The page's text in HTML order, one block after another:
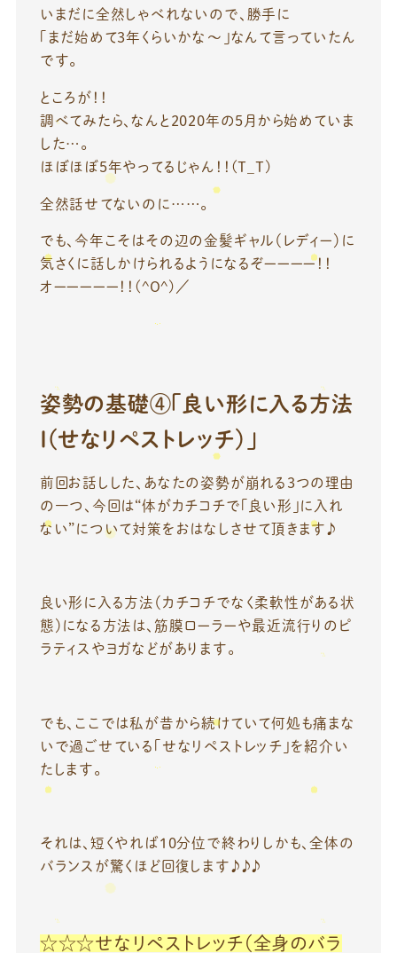
いまだに全然しゃべれないので、勝手に
「まだ始めて3年くらいかな～」なんて言っていたん
です。
ところが！！
調べてみたら、なんと2020年の5月から始めていま
した…。
ほぼほぼ5年やってるじゃん！！(T_T)
全然話せてないのに……。
でも、今年こそはその辺の金髪ギャル（レディー）に
気さくに話しかけられるようになるぞーーーー！！
オーーーーー！！(^O^)／
姿勢の基礎④「良い形に入る方法
Ⅰ（せなリペストレッチ）」
前回お話しした、あなたの姿勢が崩れる3つの理由
の一つ、今回は“体がカチコチで「良い形」に入れ
ない”について対策をおはなしさせて頂きます♪
良い形に入る方法（カチコチでなく柔軟性がある状
態）になる方法は、筋膜ローラーや最近流行りのピ
ラティスやヨガなどがあります。
でも、ここでは私が昔から続けていて何処も痛まな
いで過ごせている「せなリペストレッチ」を紹介い
たします。
それは、短くやれば10分位で終わりしかも、全体の
バランスが驚くほど回復します♪♪♪
☆☆☆せなリペストレッチ（全身のバラ